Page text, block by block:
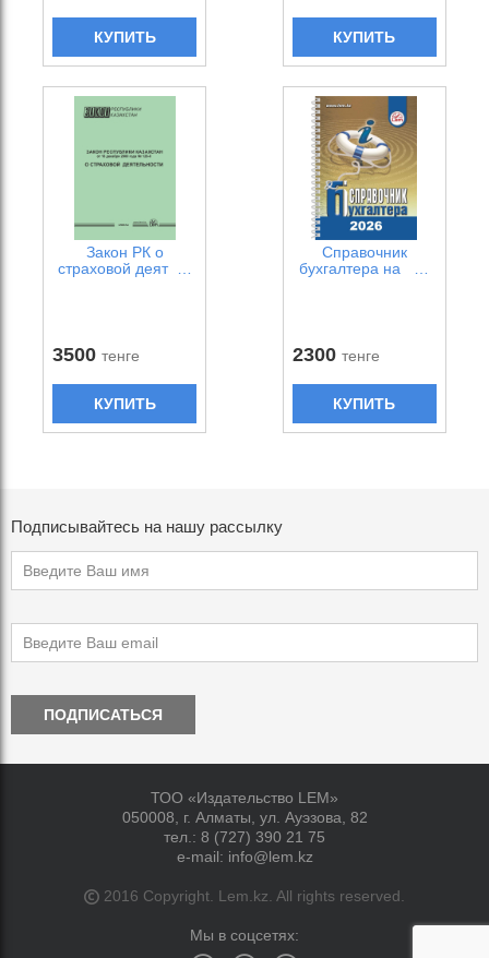
КУПИТЬ КУПИТЬ
Закон РК о
страховой деят …
3500тенге
КУПИТЬ
Справочник
бухгалтера на …
2300 тенге
КУПИТЬ
Подписывайтесь на нашу рассылку
ПОДПИСАТЬСЯ
ТОО «Издательство LEM»
050008, г. Алматы, ул. Ауэзова, 82
тел.: 8 (727) 390 21 75
e-mail: info@lem.kz
2016 Copyright. Lem.kz. All rights reserved.
Мы в соцсетях: